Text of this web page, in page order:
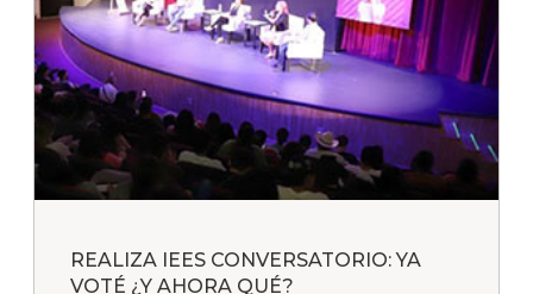
REALIZA IEES CONVERSATORIO: YA
VOTÉ ¿Y AHORA QUÉ?